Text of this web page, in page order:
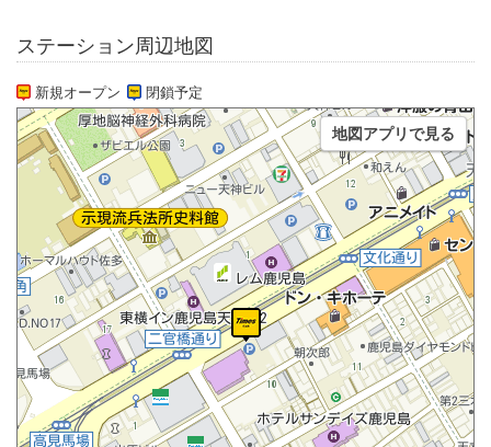
ステーション周辺地図
新規オープン 閉鎖予定
地図アプリで見る